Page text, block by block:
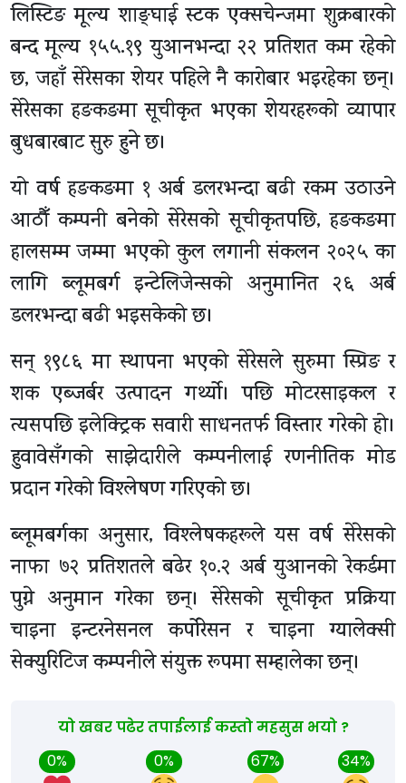
लिस्टिङ मूल्य शाङ्घाई स्टक एक्सचेन्जमा शुक्रबारको
बन्द मूल्य १५५.१९ युआनभन्दा २२ प्रतिशत कम रहेको
छ, जहाँ सेरेसका शेयर पहिले नै कारोबार भइरहेका छन्।
सेरेसका हङकङमा सूचीकृत भएका शेयरहरूको व्यापार
बुधबारबाट सुरु हुने छ।
यो वर्ष हङकङमा १ अर्ब डलरभन्दा बढी रकम उठाउने
आठौँ कम्पनी बनेको सेरेसको सूचीकृतपछि, हङकङमा
हालसम्म जम्मा भएको कुल लगानी संकलन २०२५ का
लागि ब्लूमबर्ग इन्टेलिजेन्सको अनुमानित २६ अर्ब
डलरभन्दा बढी भइसकेको छ।
सन् १९८६ मा स्थापना भएको सेरेसले सुरुमा स्प्रिङ र
शक एब्जर्बर उत्पादन गर्थ्यो। पछि मोटरसाइकल र
त्यसपछि इलेक्ट्रिक सवारी साधनतर्फ विस्तार गरेको हो।
हुवावेसँगको साझेदारीले कम्पनीलाई रणनीतिक मोड
प्रदान गरेको विश्लेषण गरिएको छ।
ब्लूमबर्गका अनुसार, विश्लेषकहरूले यस वर्ष सेरेसको
नाफा ७२ प्रतिशतले बढेर १०.२ अर्ब युआनको रेकर्डमा
पुग्ने अनुमान गरेका छन्। सेरेसको सूचीकृत प्रक्रिया
चाइना इन्टरनेसनल कर्पोरेसन र चाइना ग्यालेक्सी
सेक्युरिटिज कम्पनीले संयुक्त रूपमा सम्हालेका छन्।
यो खबर पढेर तपाईलाई कस्तो महसुस भयो ?
0%
0% 67% 34%